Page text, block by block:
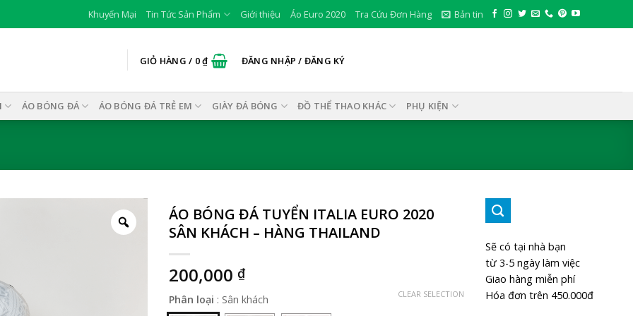
Khuyến Mại Tin Tức Sản Phẩm Giới thiệu Áo Euro 2020 Tra Cứu Đơn Hàng Bản tin
GIỎ HÀNG / 0₫ ĐĂNG NHẬP / ĐĂNG KÝ
ÁO BÓNG ĐÁ ÁO BÓNG ĐÁ TRẺ EM GIÀY ĐÁ BÓNG ĐỒ THỂ THAO KHÁC PHỤ KIỆN
ÁO BÓNG ĐÁ TUYỂN ITALIA EURO 2020
SÂN KHÁCH – HÀNG THAILAND
200,000 ₫
Phân loại : Sân khách CLEAR SELECTION
Sẽ có tại nhà bạn
từ 3-5 ngày làm việc
Giao hàng miễn phí
Hóa đơn trên 450.000đ